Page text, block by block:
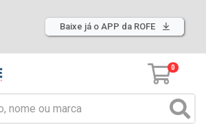
Baixe já o APP da ROFE
0